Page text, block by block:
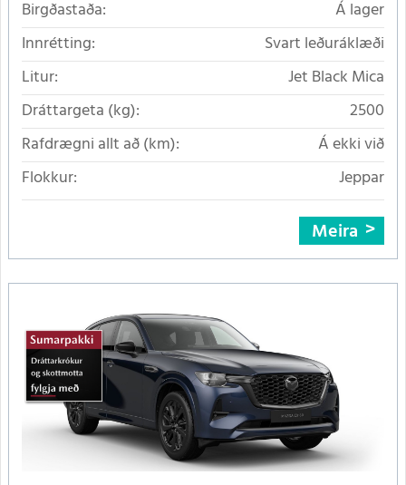
Birgðastaða:
Á lager
Innrétting:
Svart leðuráklæði
Litur:
Jet Black Mica
Dráttargeta (kg):
2500
Rafdrægni allt að (km):
Á ekki við
Flokkur:
Jeppar
Meira